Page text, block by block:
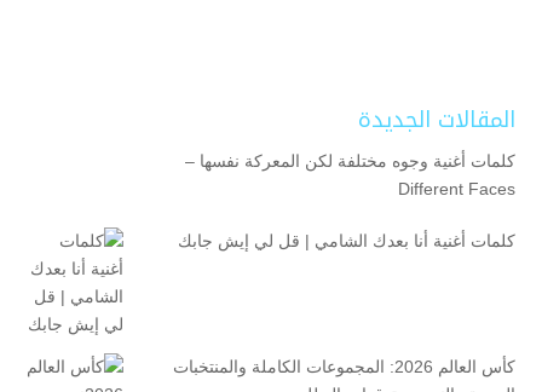
المقالات الجديدة
كلمات أغنية وجوه مختلفة لكن المعركة نفسها –
Different Faces
كلمات أغنية أنا بعدك الشامي | قل لي إيش جابك
كأس العالم 2026: المجموعات الكاملة والمنتخبات